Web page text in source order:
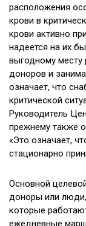
расположения
крови в
крови активно
надеется на их
выгодному месту
доноров и
означает, что
критической
Руководитель
прежнему также
«Это означает,
стационарно
Основной
доноры или
которые
ежедневные